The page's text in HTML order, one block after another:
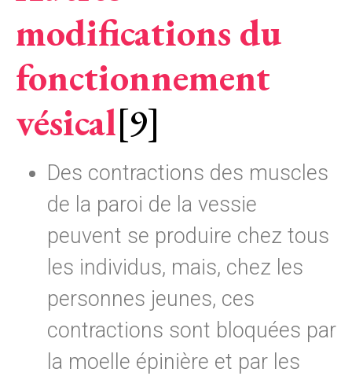
modifications du
fonctionnement
vésical[9]
Des contractions des muscles
de la paroi de la vessie
peuvent se produire chez tous
les individus, mais, chez les
personnes jeunes, ces
contractions sont bloquées par
la moelle épinière et par les